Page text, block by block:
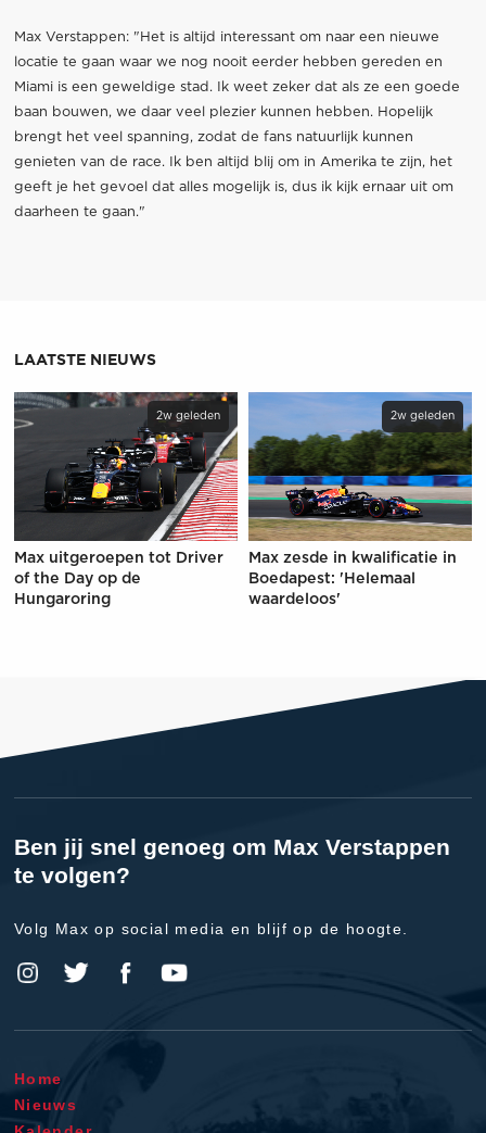
Max Verstappen: "Het is altijd interessant om naar een nieuwe
locatie te gaan waar we nog nooit eerder hebben gereden en
Miami is een geweldige stad. Ik weet zeker dat als ze een goede
baan bouwen, we daar veel plezier kunnen hebben. Hopelijk
brengt het veel spanning, zodat de fans natuurlijk kunnen
genieten van de race. Ik ben altijd blij om in Amerika te zijn, het
geeft je het gevoel dat alles mogelijk is, dus ik kijk ernaar uit om
daarheen te gaan."
LAATSTE NIEUWS
2w geleden
Max uitgeroepen tot Driver
of the Day op de
Hungaroring
2w geleden
Max zesde in kwalificatie in
Boedapest: 'Helemaal
waardeloos'
Ben jij snel genoeg om Max Verstappen
te volgen?
Volg Max op social media en blijf op de hoogte.
Home
Nieuws